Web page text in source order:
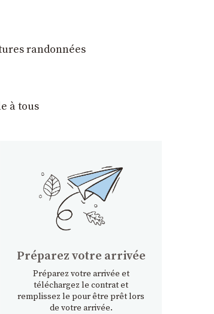
randonnées
à tous
Préparez votre arrivée
Préparez votre arrivée et
téléchargez le contrat et
remplissez le pour être prêt lors
de votre arrivée.